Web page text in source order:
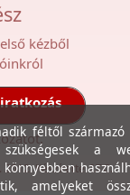
kézből
ot.
2012. Készítette:I.T.C.
féltől származó
a
amelyeket